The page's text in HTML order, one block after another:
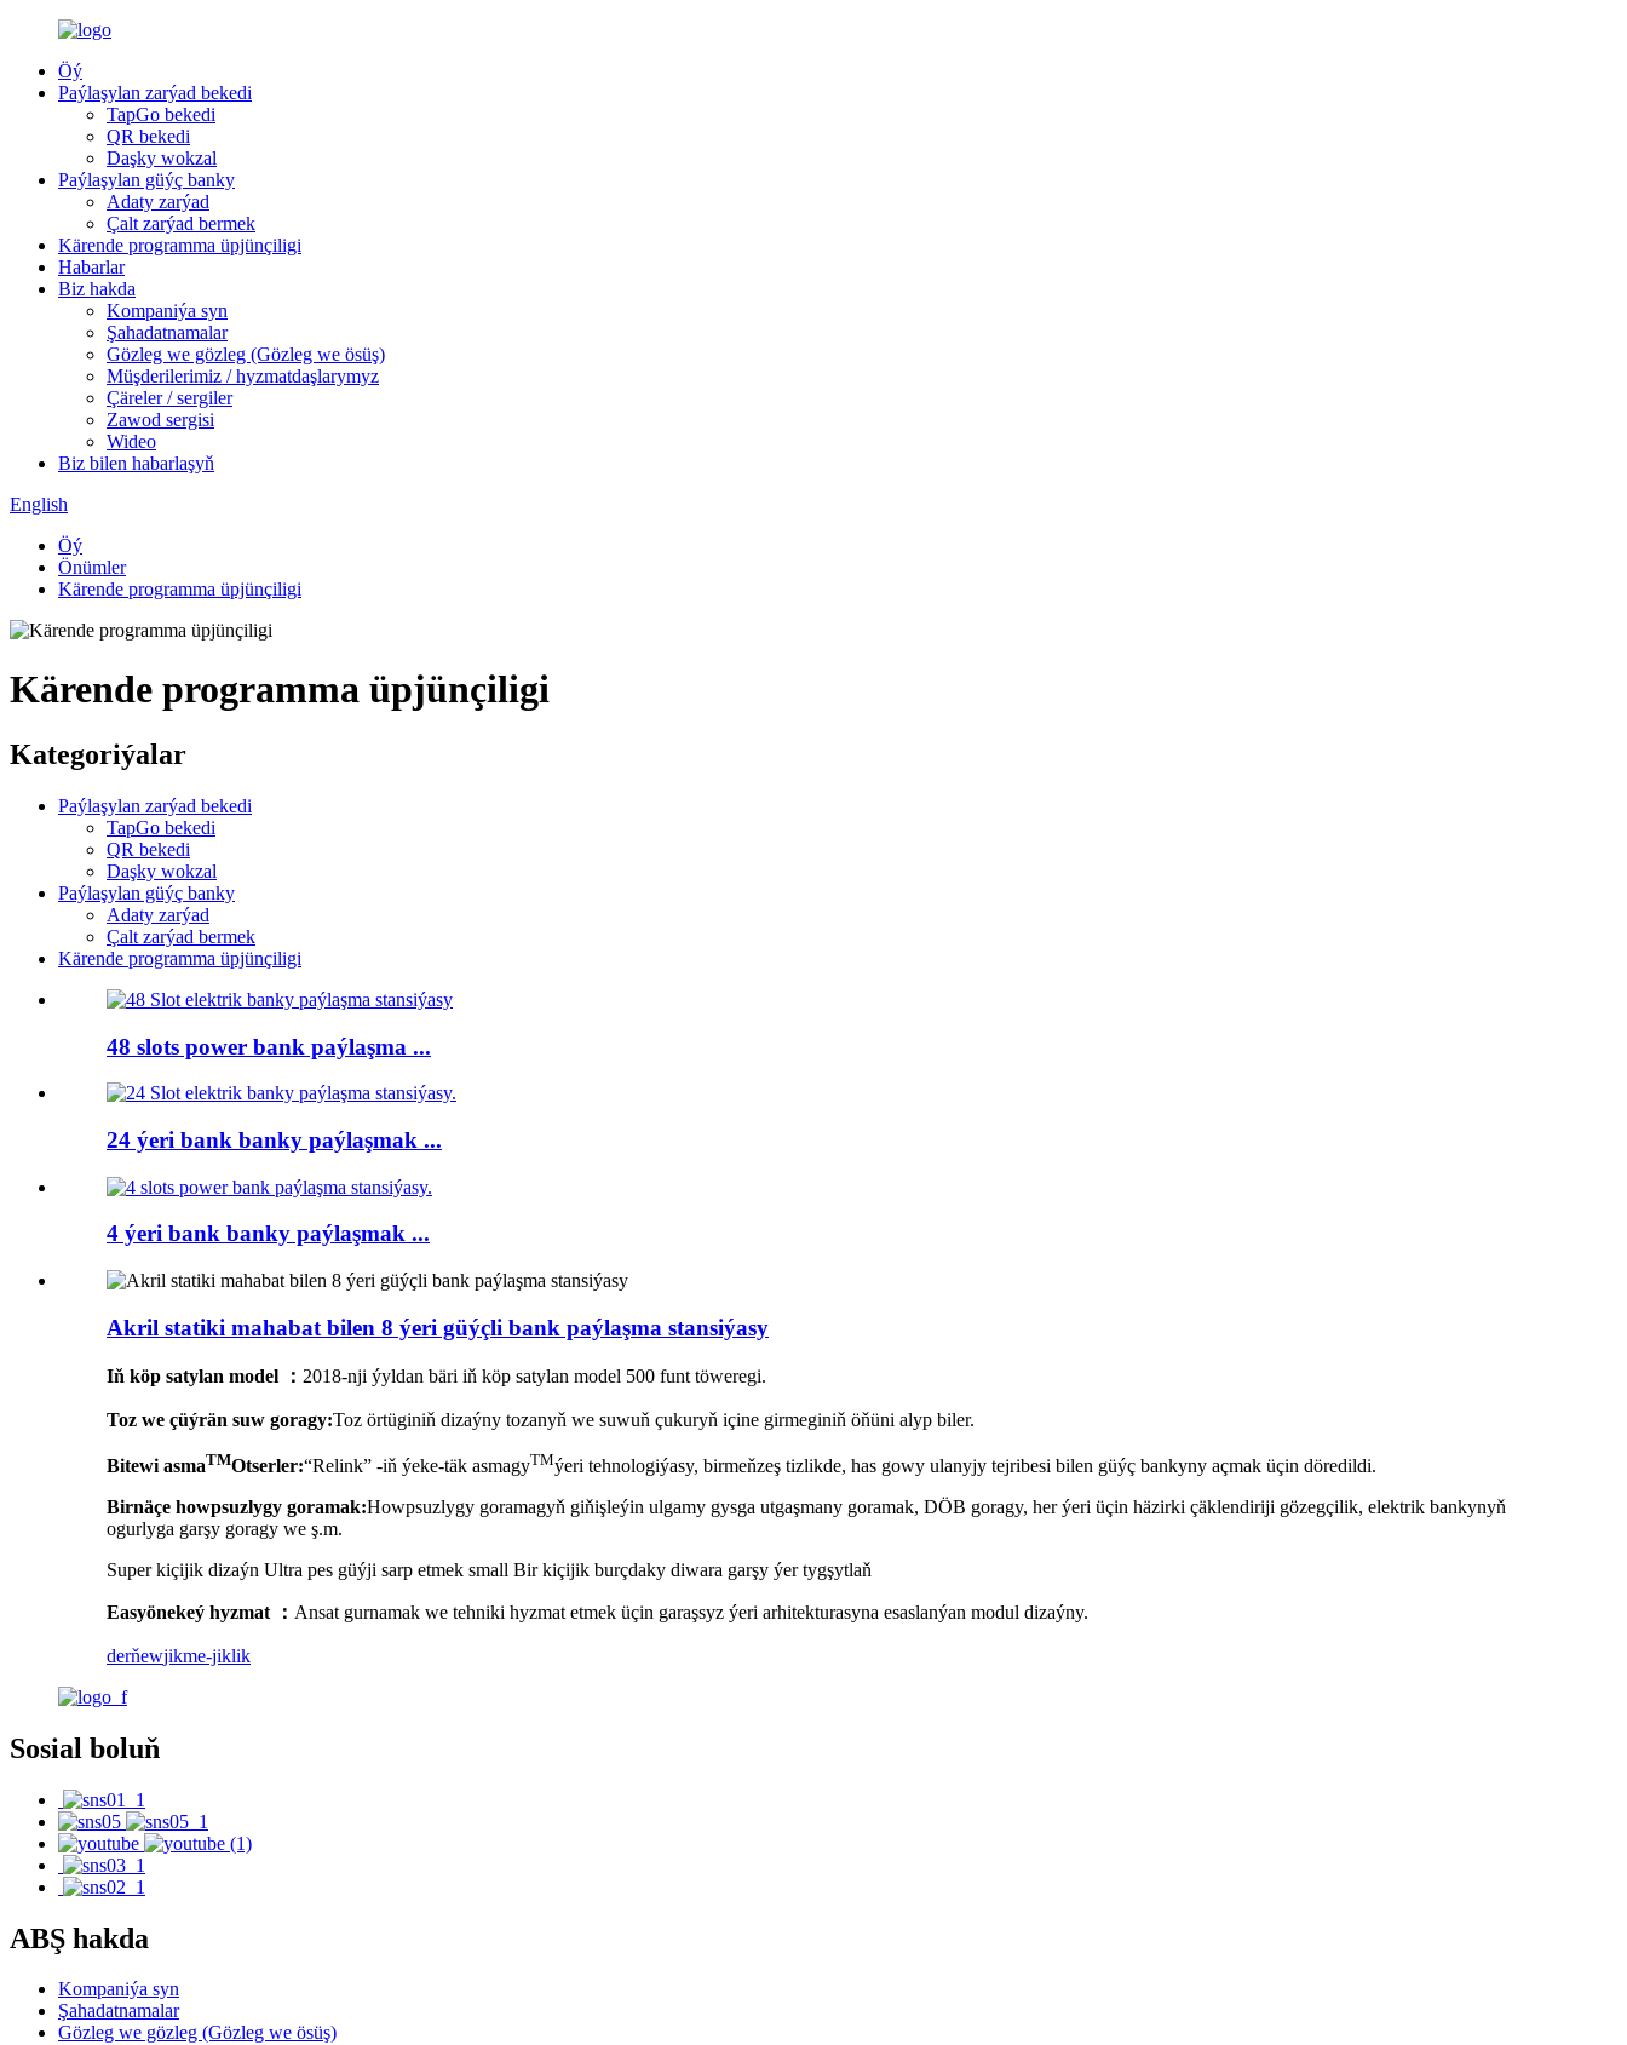
Öý
Paýlaşylan zarýad bekedi
TapGo bekedi
QR bekedi
Daşky wokzal
Paýlaşylan güýç banky
Adaty zarýad
Çalt zarýad bermek
Kärende programma üpjünçiligi
Habarlar
Biz hakda
Kompaniýa syn
Şahadatnamalar
Gözleg we gözleg (Gözleg we ösüş)
Müşderilerimiz / hyzmatdaşlarymyz
Çäreler / sergiler
Zawod sergisi
Wideo
Biz bilen habarlaşyň
English
Öý
Önümler
Kärende programma üpjünçiligi
Kärende programma üpjünçiligi
Kategoriýalar
Paýlaşylan zarýad bekedi
TapGo bekedi
QR bekedi
Daşky wokzal
Paýlaşylan güýç banky
Adaty zarýad
Çalt zarýad bermek
Kärende programma üpjünçiligi
48 slots power bank paýlaşma ...
24 ýeri bank banky paýlaşmak ...
4 ýeri bank banky paýlaşmak ...
Akril statiki mahabat bilen 8 ýeri güýçli bank paýlaşma stansiýasy
Iň köp satylan model ： 2018-nji ýyldan bäri iň köp satylan model 500 funt töweregi.
Toz we çüýrän suw goragy:Toz örtüginiň dizaýny tozanyň we suwuň çukuryň içine girmeginiň öňüni alyp biler.
Bitewi asmaTMOtserler:“Relink” -iň ýeke-täk asmagyTMýeri tehnologiýasy, birmeňzeş tizlikde, has gowy ulanyjy tejribesi bilen güýç bankyny açmak üçin döredildi.
Birnäçe howpsuzlygy goramak:Howpsuzlygy goramagyň giňişleýin ulgamy gysga utgaşmany goramak, DÖB goragy, her ýeri üçin häzirki çäklendiriji gözegçilik, elektrik bankynyň
ogurlyga garşy goragy we ş.m.
Super kiçijik dizaýn Ultra pes güýji sarp etmek small Bir kiçijik burçdaky diwara garşy ýer tygşytlaň
Easyönekeý hyzmat ： Ansat gurnamak we tehniki hyzmat etmek üçin garaşsyz ýeri arhitekturasyna esaslanýan modul dizaýny.
derňewjikme-jiklik
Sosial boluň
ABŞ hakda
Kompaniýa syn
Şahadatnamalar
Gözleg we gözleg (Gözleg we ösüş)